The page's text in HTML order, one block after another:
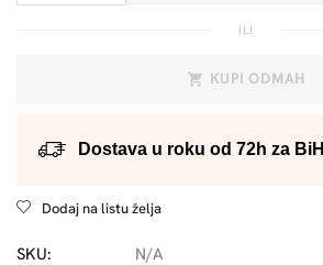
ILI
KUPI ODMAH
Dostava u roku od 72h za BiH
Dodaj na listu želja
SKU:
N/A